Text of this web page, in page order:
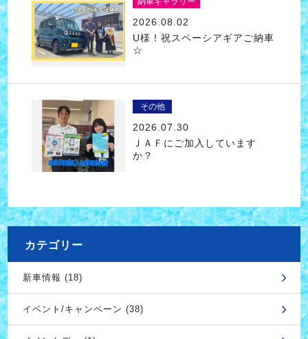
2026.08.02
U様！祝スペーシアギアご納車
☆
その他
2026.07.30
ＪＡＦにご加入しています
か？
カテゴリー
新車情報 (18)
イベント/キャンペーン (38)